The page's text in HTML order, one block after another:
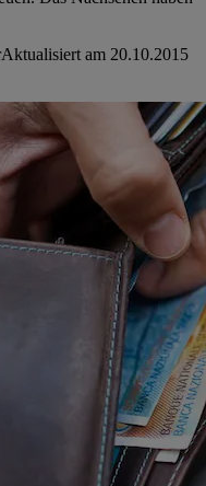
Aktualisiert am 20.10.2015